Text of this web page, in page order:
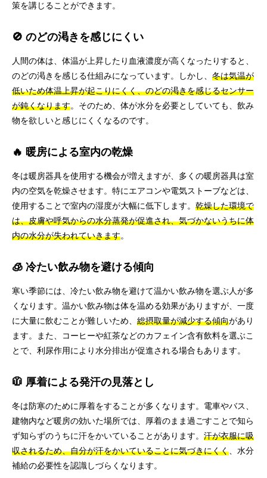
策を講じることができます。
🚫 のどの渇きを感じにくい
人間の体は、体温が上昇したり血液濃度が高くなったりすると、
のどの渇きを感じる仕組みになっています。しかし、 冬は気温が
低いため体温上昇が起こりにくく、のどの渇きを感じるセンサー
が鈍くなります。そのため、体が水分を必要としていても、飲み
物を欲しいと感じにくくなるのです。
🔥 暖房による室内の乾燥
冬は暖房器具を使用する機会が増えますが、多くの暖房器具は室
内の空気を乾燥させます。特にエアコンや電気ストーブなどは、
使用することで室内の湿度が大幅に低下します。 乾燥した環境で
は、皮膚や呼気からの水分蒸発が促進され、気づかないうちに体
内の水分が失われていきます。
🧊 冷たい飲み物を避ける傾向
寒い季節には、冷たい飲み物を避けて温かい飲み物を選ぶ人が多
くなります。温かい飲み物は体を温める効果がありますが、一度
に大量に飲むことが難しいため、 総摂取量が減少する傾向があり
ます。また、コーヒーや紅茶などのカフェイン含有飲料を選ぶこ
とで、利尿作用により水分排出が促進される場合もあります。
🧥 厚着による発汗の見落とし
冬は防寒のために厚着をすることが多くなります。電車やバス、
建物内など暖房の効いた場所では、厚着のまま過ごすことで知ら
ず知らずのうちに汗をかいていることがあります。 汗が衣服に吸
収されるため、自分が汗をかいていることに気づきにくく 、水分
補給の必要性を認識しづらくなります。